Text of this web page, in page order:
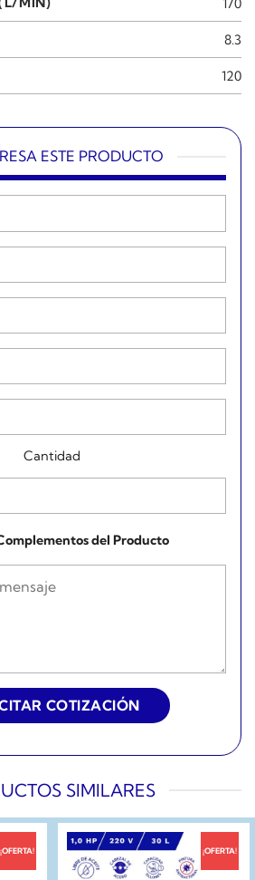
170
8.3
120
ESTE PRODUCTO
Cantidad
del Producto
SIMILARES
¡OFERTA! ¡OFERTA!